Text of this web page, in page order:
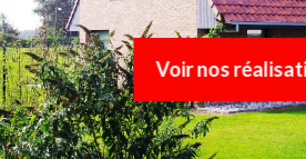
Voir nos